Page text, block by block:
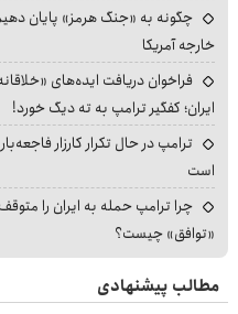
چگونه به «جنگ هرمز» پایان
خارجه آمریکا
فراخوان دریافت ایده‌های
ایران؛ کفگیر ترامپ به ته دیگ خورد!
ترامپ در حال تکرار کارزار
است
چرا ترامپ حمله به ایران را
«توافق» چیست؟
مطالب پیشنهادی